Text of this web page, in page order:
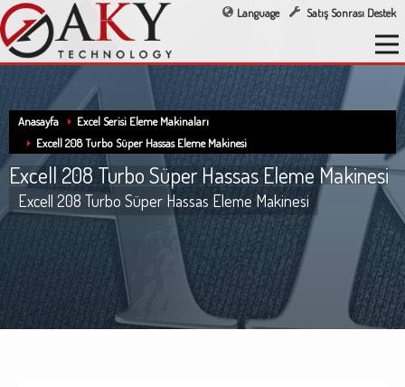
Language Satış Sonrası Destek
Anasayfa
Excel Serisi Eleme Makinaları
Excell 208 Turbo Süper Hassas Eleme Makinesi
Excell 208 Turbo Süper Hassas Eleme Makinesi
Excell 208 Turbo Süper Hassas Eleme Makinesi